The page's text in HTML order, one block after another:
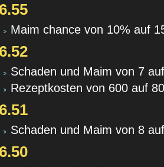
6.55
Maim chance von 10% auf
6.52
Schaden und Maim von 7
Rezeptkosten von 600 auf
6.51
Schaden und Maim von 8
6.50